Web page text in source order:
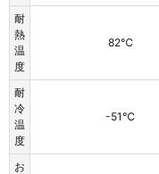
耐
熱
温
度
82℃
耐
冷
温
度
-51℃
お